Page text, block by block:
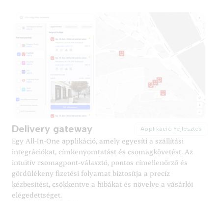
Delivery gateway Applikáció Fejlesztés
Egy All-In-One applikáció, amely egyesíti a szállítási
integrációkat, címkenyomtatást és csomagkövetést. Az
intuitív csomagpont-választó, pontos címellenőrző és
gördülékeny fizetési folyamat biztosítja a precíz
kézbesítést, csökkentve a hibákat és növelve a vásárlói
elégedettséget.